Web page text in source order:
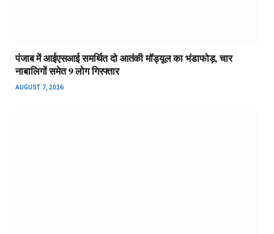
पंजाब में आईएसआई समर्थित दो आतंकी मॉड्यूल का भंडाफोड़, चार
नाबालिगों समेत 9 लोग गिरफ्तार
AUGUST 7, 2026